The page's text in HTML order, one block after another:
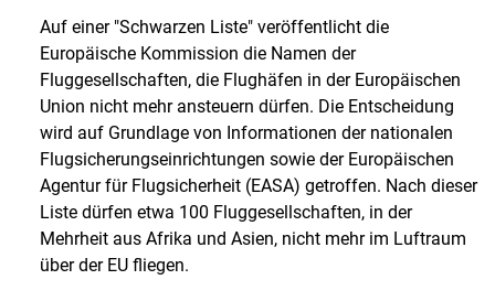
Auf einer "Schwarzen Liste" veröffentlicht die
Europäische Kommission die Namen der
Fluggesellschaften, die Flughäfen in der Europäischen
Union nicht mehr ansteuern dürfen. Die Entscheidung
wird auf Grundlage von Informationen der nationalen
Flugsicherungseinrichtungen sowie der Europäischen
Agentur für Flugsicherheit (EASA) getroffen. Nach dieser
Liste dürfen etwa 100 Fluggesellschaften, in der
Mehrheit aus Afrika und Asien, nicht mehr im Luftraum
über der EU fliegen.